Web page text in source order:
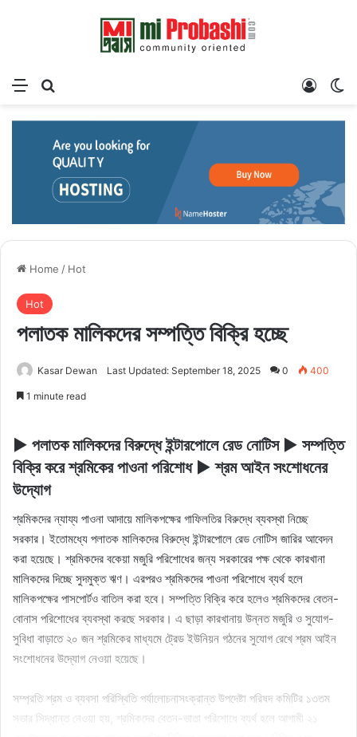
Menu Log In
Home / Hot
Hot
পলাতক মালিকদের সম্পত্তি বিক্রি হচ্ছে
Kasar Dewan Last Updated: September 18, 2025 0 400
1 minute read
► পলাতক মালিকদের বিরুদ্ধে ইন্টারপোলে রেড নোটিস ► সম্পত্তি
বিক্রি করে শ্রমিকের পাওনা পরিশোধ ► শ্রম আইন সংশোধনের
উদ্যোগ
শ্রমিকদের ন্যায্য পাওনা আদায়ে মালিকপক্ষের গাফিলতির বিরুদ্ধে ব্যবস্থা নিচ্ছে
সরকার। ইতোমধ্যে পলাতক মালিকদের বিরুদ্ধে ইন্টারপোলে রেড নোটিস জারির আবেদন
করা হয়েছে। শ্রমিকদের বকেয়া মজুরি পরিশোধের জন্য সরকারের পক্ষ থেকে কারখানা
মালিকদের দিচ্ছে সুদমুক্ত ঋণ। এরপরও শ্রমিকদের পাওনা পরিশোধে ব্যর্থ হলে
মালিকপক্ষের পাসপোর্টও বাতিল করা হবে। সম্পত্তি বিক্রি করে হলেও শ্রমিকদের বেতন-
বোনাস পরিশোধের ব্যবস্থা করছে সরকার। এ ছাড়া কারখানায় উন্নত মজুরি ও সুযোগ-
সুবিধা বাড়াতে ২০ জন শ্রমিকের মাধ্যমে ট্রেড ইউনিয়ন গঠনের সুযোগ রেখে শ্রম আইন
সংশোধনের উদ্যোগ নেওয়া হয়েছে।
সম্প্রতি শ্রম ও ব্যবসা পরিস্থিতি পর্যালোচনাসংক্রান্ত উপদেষ্টা পরিষদ কমিটির ১৩তম
সভার সিদ্ধান্ত নেওয়া হয়, শ্রমিকদের বেতন-ভাতা পরিশোধে ব্যর্থ হলে আগামী ২১